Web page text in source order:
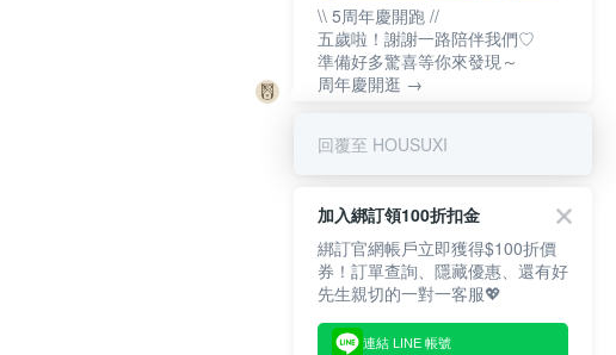
\\ 5周年慶開跑 //
五歲啦！謝謝一路陪伴我們♡
準備好多驚喜等你來發現～
周年慶開逛 →
回覆至 HOUSUXI
加入綁訂領100折扣金
綁訂官網帳戶立即獲得$100折價
券！訂單查詢、隱藏優惠、還有好
先生親切的一對一客服💖
連結 LINE 帳號